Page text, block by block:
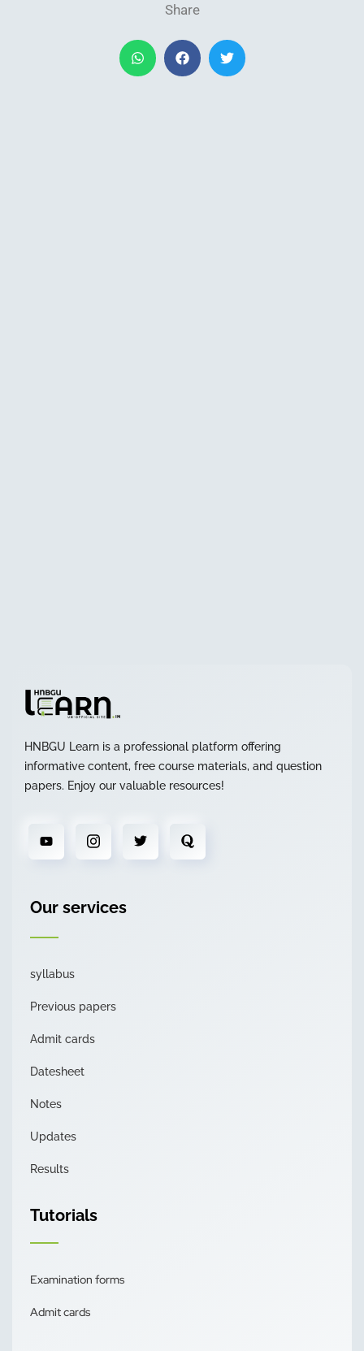
Share
HNBGU Learn is a professional platform offering
informative content, free course materials, and question
papers. Enjoy our valuable resources!
Our services
syllabus
Previous papers
Admit cards
Datesheet
Notes
Updates
Results
Tutorials
Examination forms
Admit cards